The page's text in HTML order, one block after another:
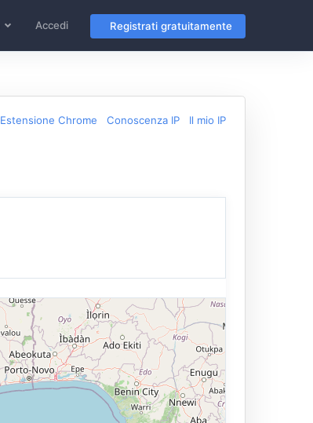
Accedi Registrati gratuitamente
Estensione Chrome Conoscenza IP Il mio IP